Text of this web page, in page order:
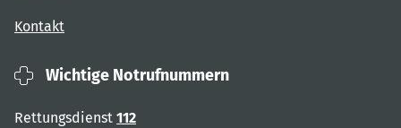
Kontakt
Wichtige Notrufnummern
Rettungsdienst 112